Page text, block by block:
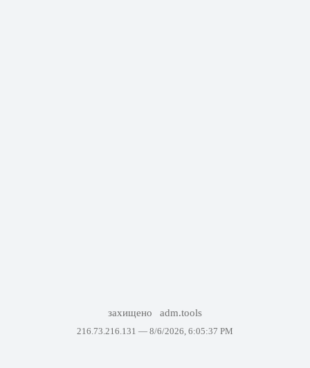
захищено adm.tools
216.73.216.131 — 8/6/2026, 6:05:37 PM